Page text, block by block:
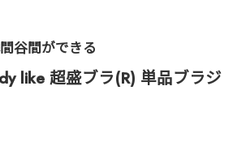
谷間ができる
like 超盛ブラ(R) 単品ブラジ